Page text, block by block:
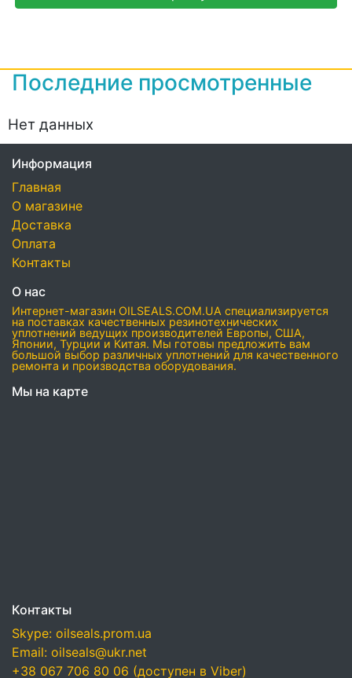
Последние просмотренные
Нет данных
Информация
Главная
О магазине
Доставка
Оплата
Контакты
О нас
Интернет-магазин OILSEALS.COM.UA специализируется
на поставках качественных резинотехнических
уплотнений ведущих производителей Европы, США,
Японии, Турции и Китая. Мы готовы предложить вам
большой выбор различных уплотнений для качественного
ремонта и производства оборудования.
Мы на карте
Контакты
Skype: oilseals.prom.ua
Email: oilseals@ukr.net
+38 067 706 80 06 (доступен в Viber)